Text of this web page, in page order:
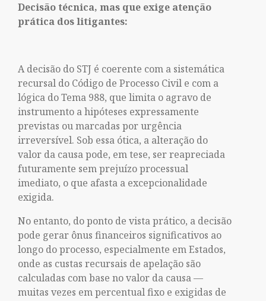
Decisão técnica, mas que exige atenção
prática dos litigantes:
A decisão do STJ é coerente com a sistemática
recursal do Código de Processo Civil e com a
lógica do Tema 988, que limita o agravo de
instrumento a hipóteses expressamente
previstas ou marcadas por urgência
irreversível. Sob essa ótica, a alteração do
valor da causa pode, em tese, ser reapreciada
futuramente sem prejuízo processual
imediato, o que afasta a excepcionalidade
exigida.
No entanto, do ponto de vista prático, a decisão
pode gerar ônus financeiros significativos ao
longo do processo, especialmente em Estados,
onde as custas recursais de apelação são
calculadas com base no valor da causa —
muitas vezes em percentual fixo e exigidas de